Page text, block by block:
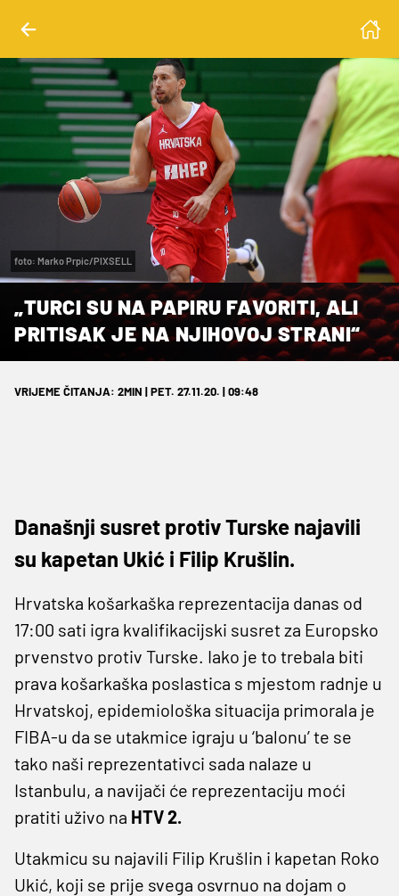
foto: Marko Prpic/PIXSELL
„TURCI SU NA PAPIRU FAVORITI, ALI
PRITISAK JE NA NJIHOVOJ STRANI“
VRIJEME ČITANJA: 2MIN | PET. 27.11.20. | 09:48
Današnji susret protiv Turske najavili
su kapetan Ukić i Filip Krušlin.
Hrvatska košarkaška reprezentacija danas od
17:00 sati igra kvalifikacijski susret za Europsko
prvenstvo protiv Turske. Iako je to trebala biti
prava košarkaška poslastica s mjestom radnje u
Hrvatskoj, epidemiološka situacija primorala je
FIBA-u da se utakmice igraju u ‘balonu’ te se
tako naši reprezentativci sada nalaze u
Istanbulu, a navijači će reprezentaciju moći
pratiti uživo na HTV 2.
Utakmicu su najavili Filip Krušlin i kapetan Roko
Ukić, koji se prije svega osvrnuo na dojam o